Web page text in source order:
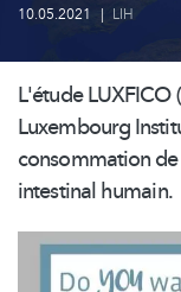
10.05.2021 | LIH
L'étude LUXFICO
Luxembourg
consommation
intestinal humain.